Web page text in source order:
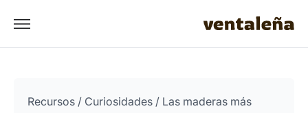
Recursos / Curiosidades / Las maderas más